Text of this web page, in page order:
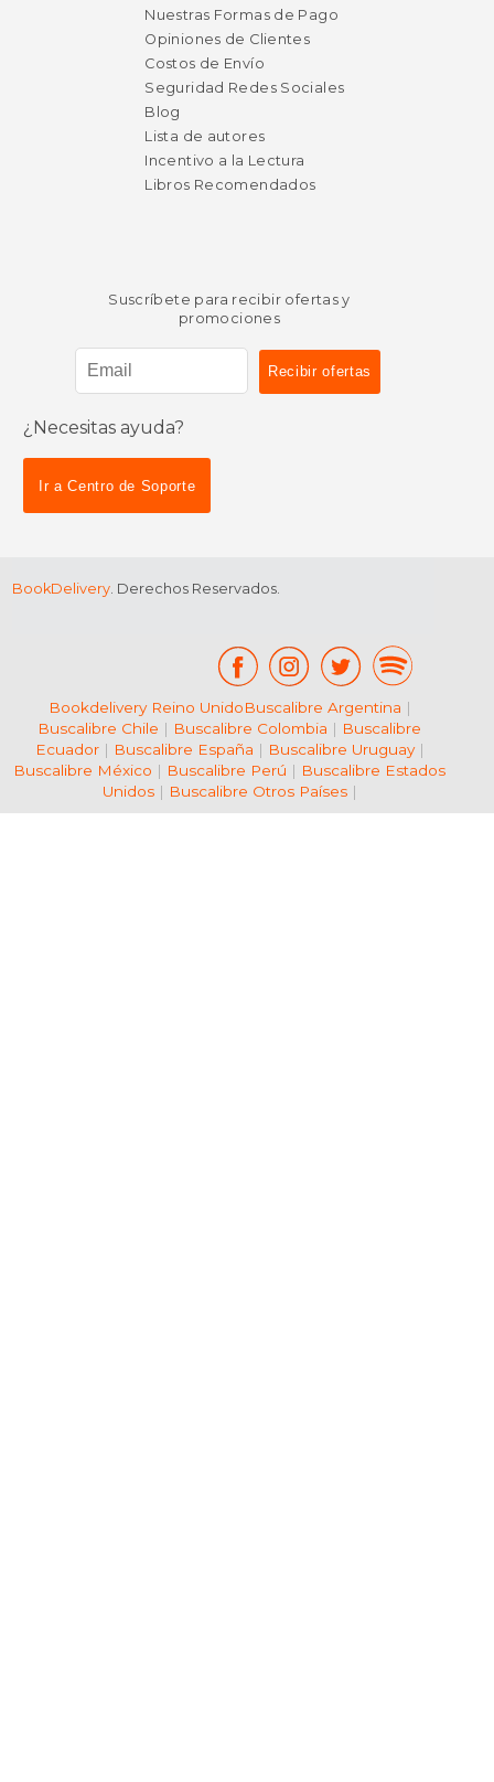
dcto. $ 58.31
Nuestras Formas de Pago
Opiniones de Clientes
Costos de Envío
Seguridad Redes Sociales
Blog
Lista de autores
Incentivo a la Lectura
Libros Recomendados
Suscríbete para recibir ofertas y
promociones
¿Necesitas ayuda?
Ir a Centro de Soporte
BookDelivery. Derechos Reservados.
Bookdelivery Reino UnidoBuscalibre Argentina |
Buscalibre Chile | Buscalibre Colombia | Buscalibre
Ecuador| Buscalibre España | Buscalibre Uruguay|
Buscalibre México | Buscalibre Perú | Buscalibre Estados
Unidos| Buscalibre Otros Países|